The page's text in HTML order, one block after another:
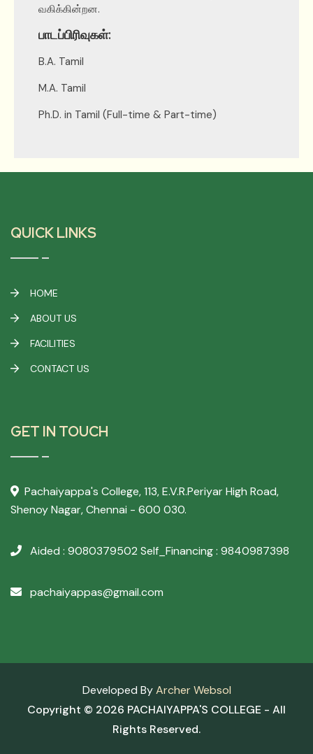
வகிக்கின்றன.
பாடப்பிரிவுகள்:
B.A. Tamil
M.A. Tamil
Ph.D. in Tamil (Full-time & Part-time)
QUICK LINKS
HOME
ABOUT US
FACILITIES
CONTACT US
GET IN TOUCH
Pachaiyappa's College,113, E.V.R.Periyar High Road,
Shenoy Nagar, Chennai - 600 030.
Aided : 9080379502 Self_Financing : 9840987398
pachaiyappas@gmail.com
Copyright © 2026 PACHAIYAPPA'S COLLEGE - All
Rights Reserved.
Developed ByArcher Websol